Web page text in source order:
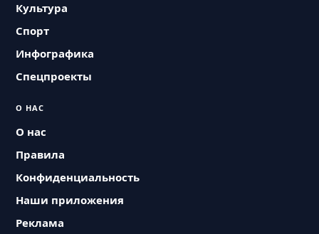
Культура
Спорт
Инфографика
Спецпроекты
О НАС
О нас
Правила
Конфиденциальность
Наши приложения
Реклама